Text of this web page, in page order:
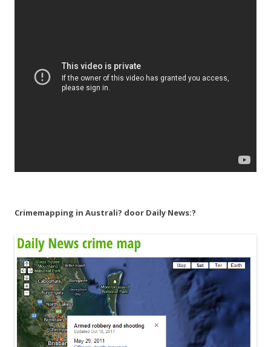
Crimemapping in Australi? door Daily News:?